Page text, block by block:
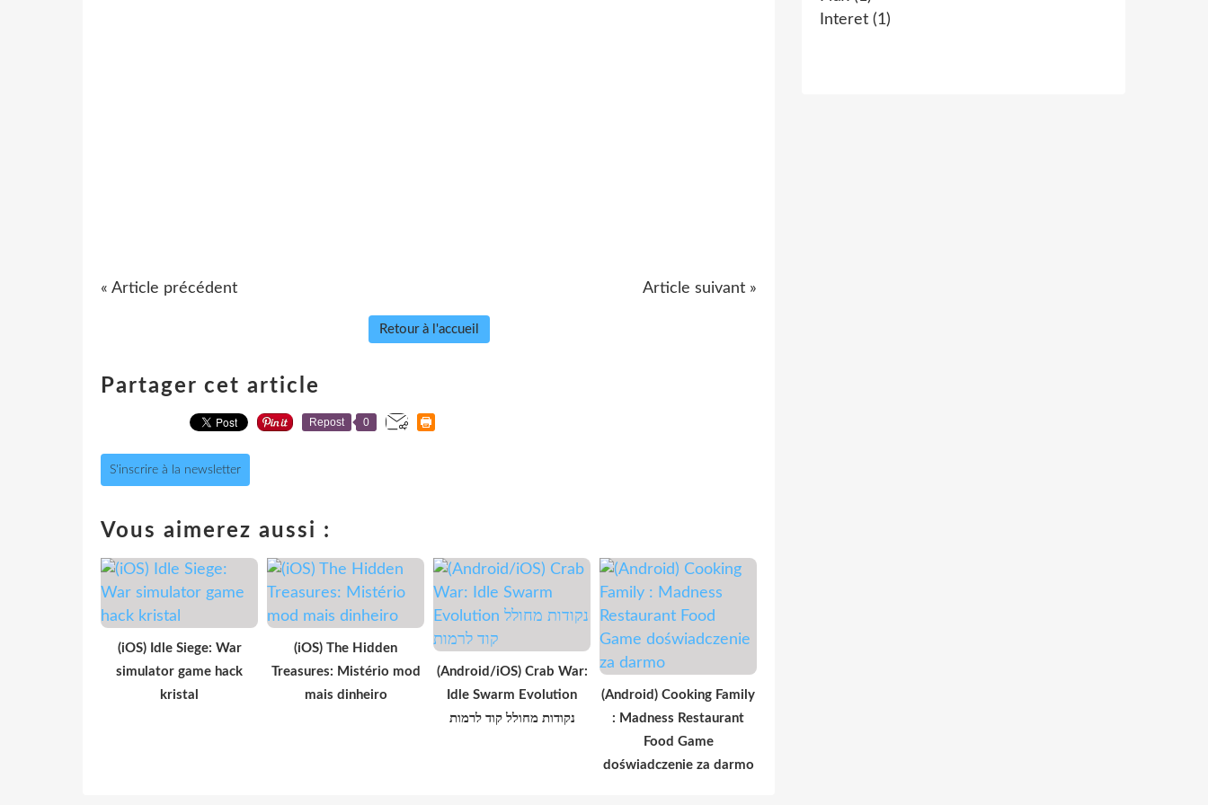
« Article précédent Article suivant »
Retour à l'accueil
Partager cet article
Repost 0
S'inscrire à la newsletter
Vous aimerez aussi :
(iOS) Idle Siege: War
simulator game hack
kristal
(iOS) The Hidden
Treasures: Mistério mod
mais dinheiro
(Android/iOS) Crab War:
Idle Swarm Evolution
נקודות מחולל קוד לרמות
(Android) Cooking Family
: Madness Restaurant
Food Game
doświadczenie za darmo
Interet (1)